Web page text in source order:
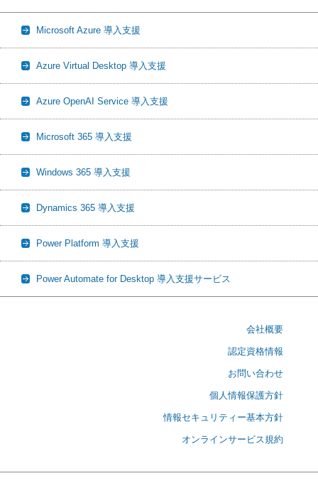
Microsoft Azure 導入支援
Azure Virtual Desktop 導入支援
Azure OpenAI Service 導入支援
Microsoft 365 導入支援
Windows 365 導入支援
Dynamics 365 導入支援
Power Platform 導入支援
Power Automate for Desktop 導入支援サービス
会社概要
認定資格情報
お問い合わせ
個人情報保護方針
情報セキュリティー基本方針
オンラインサービス規約